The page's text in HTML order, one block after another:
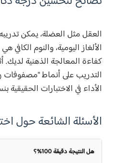
العقل مثل العضلة، يمكن
الألغاز اليومية، والنوم
كفاءة المعالجة الذهنية لديك.
التدريب على أنماط
الأداء في الاختبارات الحقيقية
الأسئلة الشائعة حول
هل النتيجة دقيقة 100%؟